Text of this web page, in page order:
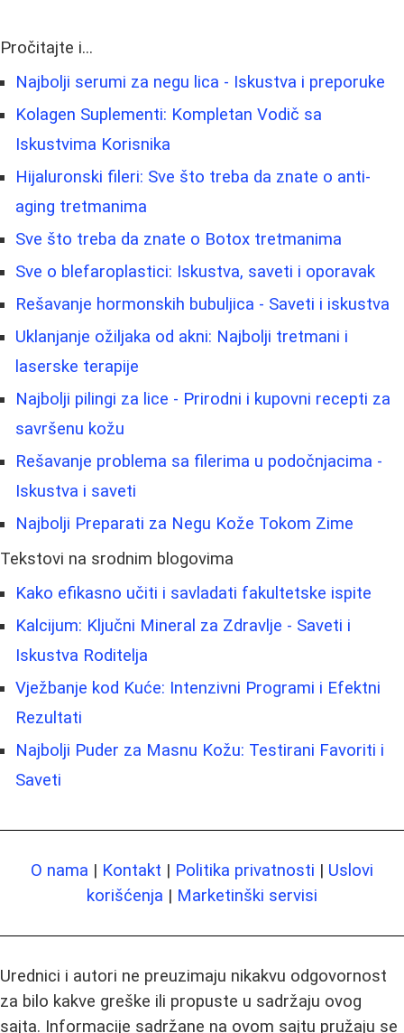
Pročitajte i...
Najbolji serumi za negu lica - Iskustva i preporuke
Kolagen Suplementi: Kompletan Vodič sa
Iskustvima Korisnika
Hijaluronski fileri: Sve što treba da znate o anti-
aging tretmanima
Sve što treba da znate o Botox tretmanima
Sve o blefaroplastici: Iskustva, saveti i oporavak
Rešavanje hormonskih bubuljica - Saveti i iskustva
Uklanjanje ožiljaka od akni: Najbolji tretmani i
laserske terapije
Najbolji pilingi za lice - Prirodni i kupovni recepti za
savršenu kožu
Rešavanje problema sa filerima u podočnjacima -
Iskustva i saveti
Najbolji Preparati za Negu Kože Tokom Zime
Tekstovi na srodnim blogovima
Kako efikasno učiti i savladati fakultetske ispite
Kalcijum: Ključni Mineral za Zdravlje - Saveti i
Iskustva Roditelja
Vježbanje kod Kuće: Intenzivni Programi i Efektni
Rezultati
Najbolji Puder za Masnu Kožu: Testirani Favoriti i
Saveti
O nama | Kontakt | Politika privatnosti | Uslovi
korišćenja | Marketinški servisi
Urednici i autori ne preuzimaju nikakvu odgovornost
za bilo kakve greške ili propuste u sadržaju ovog
sajta. Informacije sadržane na ovom sajtu pružaju se